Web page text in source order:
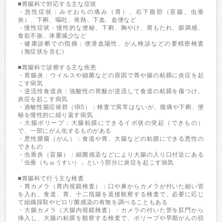
■胃腸科で対応する主な症状
・急性症状：みぞおちの痛み（胃）、右下腹部（盲腸、虫垂
炎）、下痢、嘔吐、発熱、下血、血便など
・慢性症状：慢性的な便秘、下痢、胸やけ、胃もたれ、膨満感、
食欲不振、体重減少など
・健康診断での指摘：便潜血陽性、がん検診などの要精密検査
（無症状を含む）
■胃腸科で診療する主な疾患
・胃腸炎：ウイルスや細菌などの原因で胃や腸の粘膜に炎症を起
こす病気
・逆流性食道炎：強酸性の胃酸が逆流して食道の粘膜を傷つけ、
炎症を起こす病気
・過敏性腸症候群（IBS）：検査で異常はないが、腹痛や下痢、便
秘を慢性的に繰り返す病気
・大腸ポリープ：大腸粘膜にできるイボ状の突起（できもの）
で、一部にがん化するものがある
・悪性腫瘍（がん）：食道や胃、大腸などの粘膜にできる悪性の
できもの
・虫垂炎（盲腸）：細菌感染などにより大腸の入り口付近にある
「虫垂（ちゅうすい）」という部分に炎症を起こす病気
■胃腸科で行う主な検査
・胃カメラ（胃内視鏡検査）：口や鼻からカメラが付いた細い管
を入れ、食道、胃、十二指腸を直接観察する検査で、必要に応じ
て組織採取やピロリ菌感染の有無を調べることもある
・大腸カメラ（大腸内視鏡検査）：カメラの付いた管を肛門から
挿入し、大腸の粘膜を観察する検査で、ポリープや早期がんの切